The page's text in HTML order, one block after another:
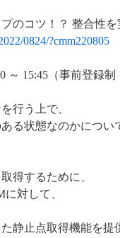
ツ！？ 整合性を
0824/?cmm220805
15:45（事前登録制
行う上で、
る状態なのかについ
得するために、
に対して、
静止点取得機能を提